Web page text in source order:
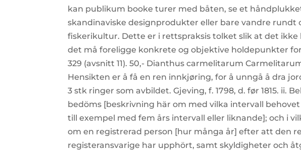
kan publikum booke turer med båten, se et
skandinaviske designprodukter eller bare vandre rundt
fiskerikultur. Dette er i rettspraksis tolket slik at det
det må foreligge konkrete og objektive holdepunkter for
329 (avsnitt 11). 50,- Dianthus carmelitarum
Hensikten er å få en ren innkjøring, for å unngå å dra
3 stk ringer som avbildet. Gjeving, f. 1798, d. før 1815. ii.
bedöms [beskrivning här om med vilka intervall
till exempel med fem års intervall eller liknande]; och i
om en registrerad person [hur många år] efter att den
registeransvarige har upphört, samt skyldigheter och